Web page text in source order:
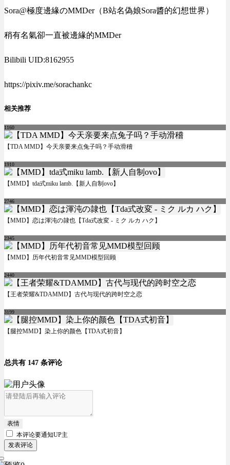
Sora@極度邊緣のMMDer（B站名偽娘Sora醬的幻想世界）
稍有名氣卻一直被邊緣的MMDer
Bilibili UID:8162955
https://pixiv.me/sorachankc
相关推荐
1160
【TDA MMD】今天亲要来点兔子吗？手动滑稽
1910
【MMD】tda式miku lamb.【新人自制ovo】
2746
【MMD】恋は渾沌の隷也【Tda式改変 - ミク ルカ ハク】
2345
【MMD】历年代初音常见MMD模型回顾
2440
【王者荣耀&TDAMMD】古代与现代的跨时空之恋
3199
【腿控MMD】染上你的颜色【TDA式初音】
总共有 147 条评论
表情
本评论要通知UP主
发表评论